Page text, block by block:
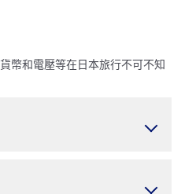
幣和電壓等在日本旅行不可不知